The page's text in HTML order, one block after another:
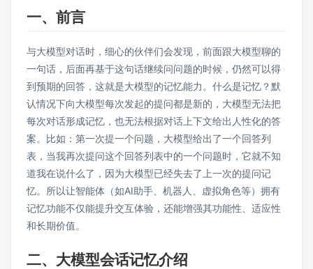
一、前言
与大模型对话时，细心的伙伴们会发现，前面跟大模型聊的
一句话，后面再基于这句话继续问问题的时候，仍然可以得
到预期的回答，这就是大模型的记忆能力。什么是记忆？默
认情况下向大模型每次发起的提问都是新的，大模型无法把
每次对话形成记忆，也无法根据对话上下文给出人性化的答
案。比如：第一次提一个问题，大模型给出了一个回答列
表，当我再次提问这个回答列表中的一个问题时，它就不知
道我在说什么了，因为大模型已经失去了上一次的提问记
忆。所以让智能体（如AI助手、机器人、虚拟角色等）拥有
记忆功能不仅能提升交互体验，还能增强其功能性、适应性
和长期价值。
二、大模型会话记忆介绍